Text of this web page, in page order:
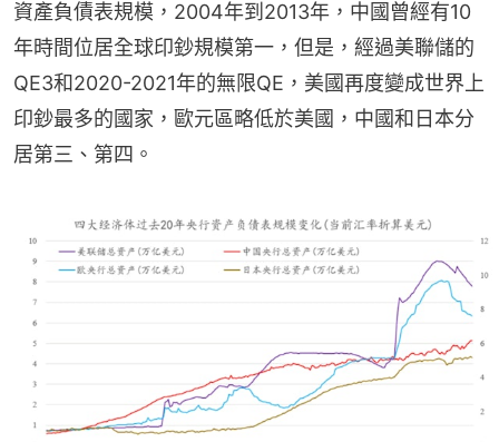
資產負債表規模，2004年到2013年，中國曾經有10
年時間位居全球印鈔規模第一，但是，經過美聯儲的
QE3和2020-2021年的無限QE，美國再度變成世界上
印鈔最多的國家，歐元區略低於美國，中國和日本分
居第三、第四。